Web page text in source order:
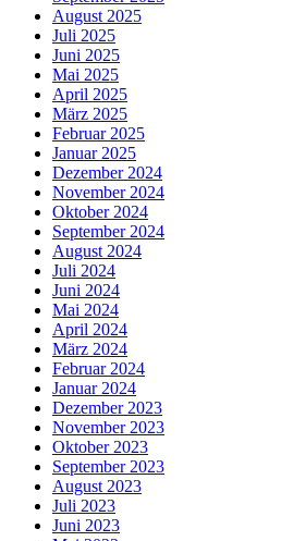
August 2025
Juli 2025
Juni 2025
Mai 2025
April 2025
März 2025
Februar 2025
Januar 2025
Dezember 2024
November 2024
Oktober 2024
September 2024
August 2024
Juli 2024
Juni 2024
Mai 2024
April 2024
März 2024
Februar 2024
Januar 2024
Dezember 2023
November 2023
Oktober 2023
September 2023
August 2023
Juli 2023
Juni 2023